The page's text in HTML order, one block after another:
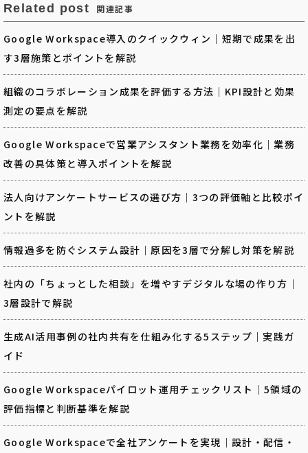
Related post 関連記事
Google Workspace導入のクイックウィン｜短期で成果を出
す3層施策とポイントを解説
組織のコラボレーション成果を評価する方法｜KPI設計と効果
測定の要点を解説
Google Workspaceで営業アシスタント業務を効率化｜業務
改善の具体策と導入ポイントを解説
法人向けアンケートサービスの選び方｜3つの評価軸と比較ポイ
ントを解説
情報過多を防ぐシステム設計｜原因を3層で分解し対策を解説
社内の「ちょっとした相談」を増やすデジタルな場の作り方｜
3層設計で解説
生成AI活用事例の社内共有を仕組み化する5ステップ｜実践ガ
イド
Google Workspaceパイロット運用チェックリスト｜5領域の
評価指標と判断基準を解説
Google Workspaceで全社アンケートを実現｜設計・配信・